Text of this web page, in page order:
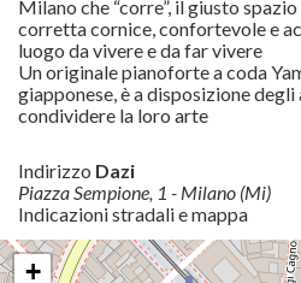
Milano che “corre”, il giusto
corretta cornice, confortevole e
luogo da vivere e da far vivere
Un originale pianoforte a coda
giapponese, è a disposizione
condividere la loro arte
Indirizzo Dazi
Piazza Sempione, 1 - Milano (Mi)
Indicazioni stradali e mappa
+